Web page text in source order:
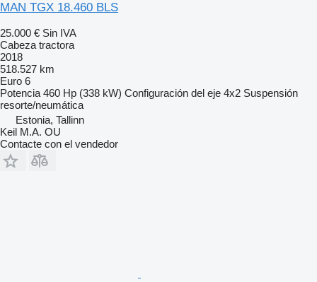
MAN TGX 18.460 BLS
25.000 € Sin IVA
Cabeza tractora
2018
518.527 km
Euro 6
Potencia 460 Hp (338 kW) Configuración del eje 4x2 Suspensión
resorte/neumática
Estonia, Tallinn
Keil M.A. OU
Contacte con el vendedor